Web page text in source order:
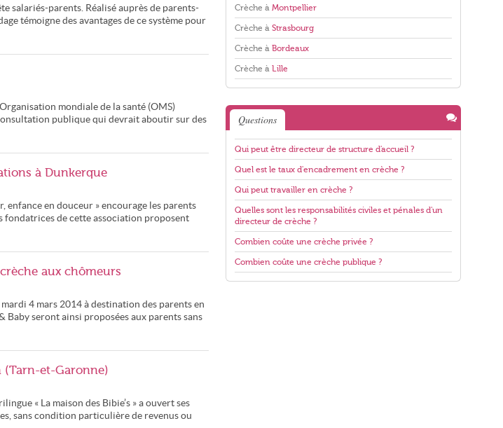
salariés-parents. Réalisé auprès de parents-
témoigne des avantages de ce système pour
mondiale de la santé (OMS)
publique qui devrait aboutir sur des
à Dunkerque
enfance en douceur » encourage les parents
fondatrices de cette association proposent
aux chômeurs
4 mars 2014 à destination des parents en
Baby seront ainsi proposées aux parents sans
et-Garonne)
« La maison des Bibie’s » a ouvert ses
sans condition particulière de revenus ou
Crèche à Montpellier
Crèche à Strasbourg
Crèche à Bordeaux
Crèche à Lille
Questions
Qui peut être directeur de structure d'accueil ?
Quel est le taux d'encadrement en crèche ?
Qui peut travailler en crèche ?
Quelles sont les responsabilités civiles et pénales d'un
directeur de crèche ?
Combien coûte une crèche privée ?
Combien coûte une crèche publique ?